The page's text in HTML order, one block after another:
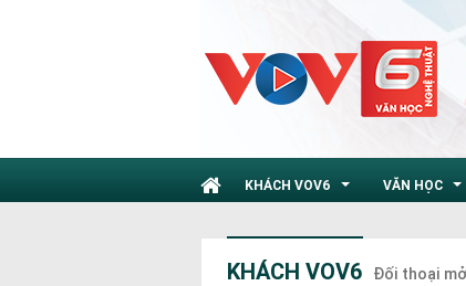
KHÁCH VOV6 VĂN HỌC
KHÁCH VOV6 Đối thoại mở